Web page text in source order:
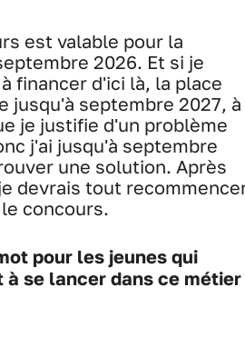
est valable pour la
2026. Et si je
financer d'ici là, la place
jusqu'à septembre 2027, à
je justifie d'un problème
j'ai jusqu'à septembre
une solution. Après
devrais tout
concours.
pour les jeunes qui
à se lancer dans ce métier